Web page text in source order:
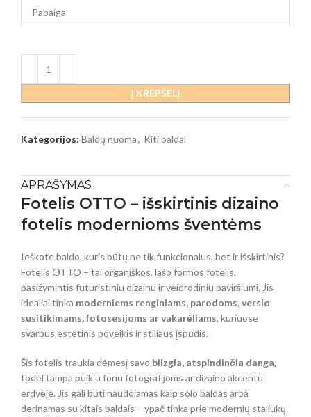
Į KREPŠELĮ
Kategorijos: Baldų nuoma, Kiti baldai
APRAŠYMAS
Fotelis OTTO – išskirtinis dizaino
fotelis modernioms šventėms
Ieškote baldo, kuris būtų ne tik funkcionalus, bet ir išskirtinis?
Fotelis OTTO – tai organiškos, lašo formos fotelis,
pasižymintis futuristiniu dizainu ir veidrodiniu paviršiumi. Jis
idealiai tinka moderniems renginiams, parodoms, verslo
susitikimams, fotosesijoms ar vakarėliams, kuriuose
svarbus estetinis poveikis ir stiliaus įspūdis.
Šis fotelis traukia dėmesį savo blizgia, atspindinčia danga,
todėl tampa puikiu fonu fotografijoms ar dizaino akcentu
erdvėje. Jis gali būti naudojamas kaip solo baldas arba
derinamas su kitais baldais – ypač tinka prie modernių staliukų